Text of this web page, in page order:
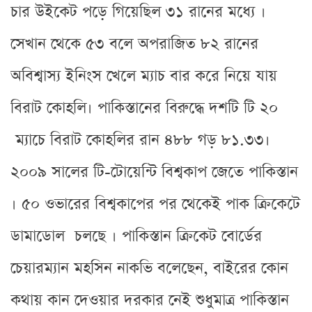
চার উইকেট পড়ে গিয়েছিল ৩১ রানের মধ্যে ।
সেখান থেকে ৫৩ বলে অপরাজিত ৮২ রানের
অবিশ্বাস্য ইনিংস খেলে ম্যাচ বার করে নিয়ে যায়
বিরাট কোহলি। পাকিস্তানের বিরুদ্ধে দশটি টি ২০
ম্যাচে বিরাট কোহলির রান ৪৮৮ গড় ৮১.৩৩।
২০০৯ সালের টি-টোয়েন্টি বিশ্বকাপ জেতে পাকিস্তান
। ৫০ ওভারের বিশ্বকাপের পর থেকেই পাক ক্রিকেটে
ডামাডোল চলছে । পাকিস্তান ক্রিকেট বোর্ডের
চেয়ারম্যান মহসিন নাকভি বলেছেন, বাইরের কোন
কথায় কান দেওয়ার দরকার নেই শুধুমাত্র পাকিস্তান